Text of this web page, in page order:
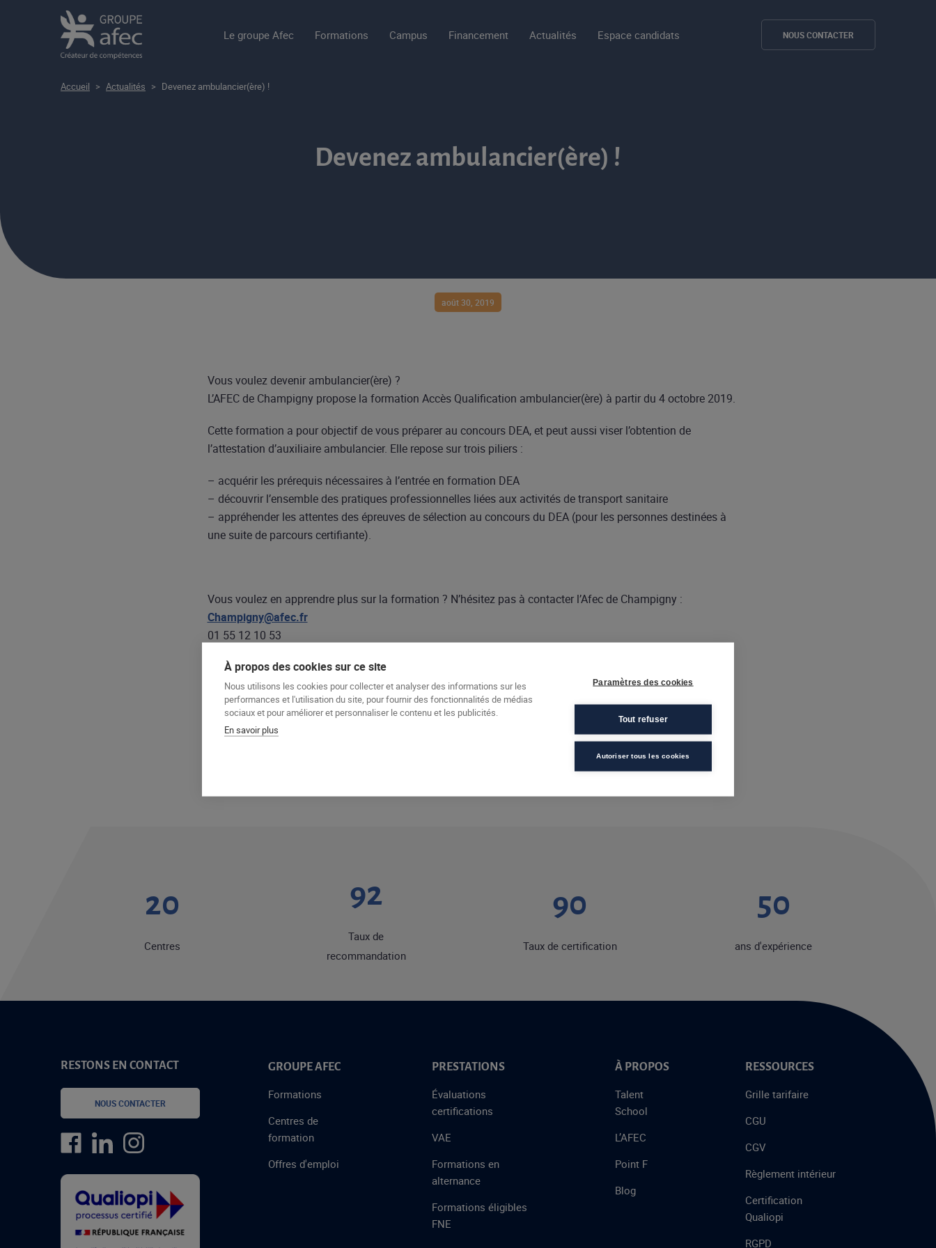
Le groupe Afec Formations Campus Financement Actualités Espace candidats NOUS CONTACTER
Accueil > Actualités > Devenez ambulancier(ère) !
Devenez ambulancier(ère) !
août 30, 2019
Vous voulez devenir ambulancier(ère) ?
L’AFEC de Champigny propose la formation Accès Qualification ambulancier(ère) à partir du 4 octobre 2019.
Cette formation a pour objectif de vous préparer au concours DEA, et peut aussi viser l’obtention de
l’attestation d’auxiliaire ambulancier. Elle repose sur trois piliers :
– acquérir les prérequis nécessaires à l’entrée en formation DEA
– découvrir l’ensemble des pratiques professionnelles liées aux activités de transport sanitaire
– appréhender les attentes des épreuves de sélection au concours du DEA (pour les personnes destinées à
une suite de parcours certifiante).
Vous voulez en apprendre plus sur la formation ? N’hésitez pas à contacter l’Afec de Champigny :
Champigny@afec.fr
01 55 12 10 53
Pour candidater, envoyez votre CV et lettre de motivation à Mme Mauricette Asmaker:
Mauricette.asmaker@afec.fr
20
Centres
92
Taux de
recommandation
90
Taux de certification
50
ans d'expérience
RESTONS EN CONTACT
NOUS CONTACTER
GROUPE AFEC
Formations
Centres de
formation
Offres d'emploi
PRESTATIONS
Évaluations
certifications
VAE
Formations en
alternance
Formations éligibles
FNE
À PROPOS
Talent
School
L’AFEC
Point F
Blog
RESSOURCES
Grille tarifaire
CGU
CGV
Règlement intérieur
Certification
Qualiopi
RGPD
À propos des cookies sur ce site
Nous utilisons les cookies pour collecter et analyser des informations sur les
performances et l'utilisation du site, pour fournir des fonctionnalités de médias
sociaux et pour améliorer et personnaliser le contenu et les publicités.
En savoir plus
Paramètres des cookies
Tout refuser
Autoriser tous les cookies